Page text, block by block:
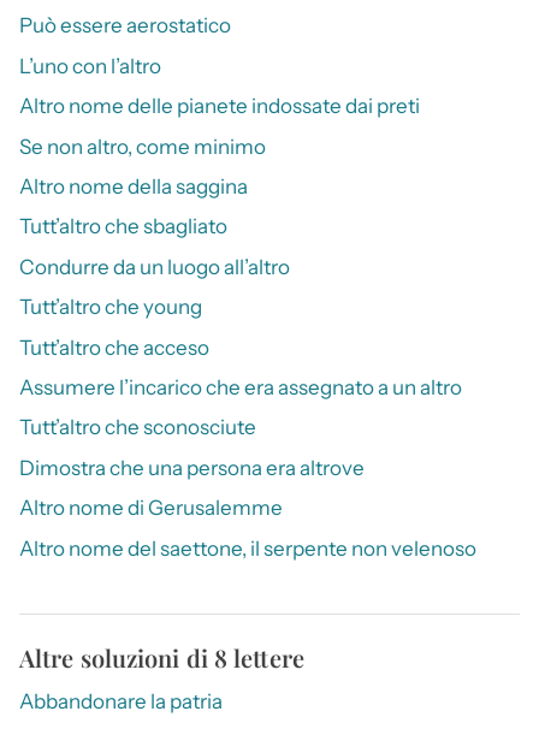
Può essere aerostatico
L’uno con l’altro
Altro nome delle pianete indossate dai preti
Se non altro, come minimo
Altro nome della saggina
Tutt’altro che sbagliato
Condurre da un luogo all’altro
Tutt’altro che young
Tutt’altro che acceso
Assumere l’incarico che era assegnato a un altro
Tutt’altro che sconosciute
Dimostra che una persona era altrove
Altro nome di Gerusalemme
Altro nome del saettone, il serpente non velenoso
Altre soluzioni di 8 lettere
Abbandonare la patria